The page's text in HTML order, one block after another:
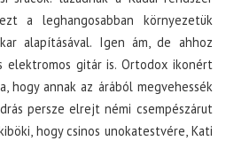
a leghangosabban környezetük
alapításával. Igen ám, de ahhoz
elektromos gitár is. Ortodox ikonért
hogy annak az árából megvehessék
persze elrejt némi csempészárut
hogy csinos unokatestvére, Kati